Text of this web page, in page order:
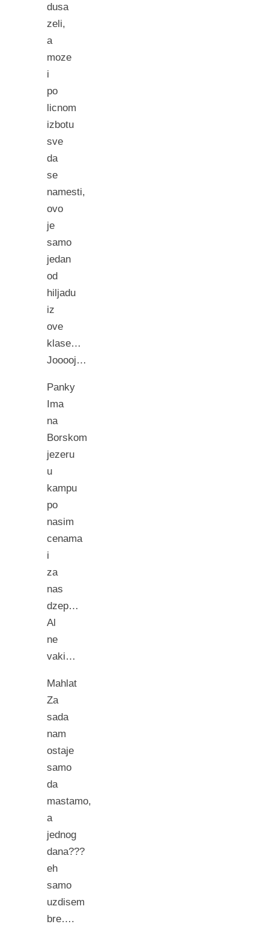
dusa
zeli,
a
moze
i
po
licnom
izbotu
sve
da
se
namesti,
ovo
je
samo
jedan
od
hiljadu
iz
ove
klase…
Jooooj…
Panky
Ima
na
Borskom
jezeru
u
kampu
po
nasim
cenama
i
za
nas
dzep…
Al
ne
vaki…
Mahlat
Za
sada
nam
ostaje
samo
da
mastamo,
a
jednog
dana???
eh
samo
uzdisem
bre….